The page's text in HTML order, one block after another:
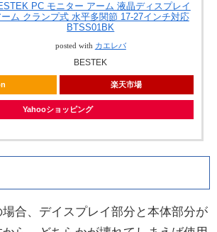
PC モニター アーム 液晶ディスプレイ
ーム クランプ式 水平多関節 17-27インチ対応
BTSS01BK
posted with カエレバ
BESTEK
楽天市場
Yahooショッピング
場合、デイスプレイ部分と本体部分が